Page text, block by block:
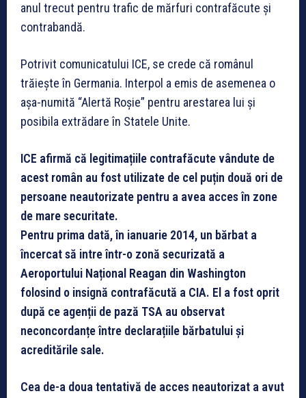
anul trecut pentru trafic de mărfuri contrafăcute și
contrabandă.
Potrivit comunicatului ICE, se crede că românul
trăiește în Germania. Interpol a emis de asemenea o
așa-numită “Alertă Roșie” pentru arestarea lui și
posibila extrădare în Statele Unite.
ICE afirmă că legitimațiile contrafăcute vândute de
acest român au fost utilizate de cel puțin două ori de
persoane neautorizate pentru a avea acces în zone
de mare securitate.
Pentru prima dată, în ianuarie 2014, un bărbat a
încercat să intre într-o zonă securizată a
Aeroportului Național Reagan din Washington
folosind o insignă contrafăcută a CIA. El a fost oprit
după ce agenții de pază TSA au observat
neconcordanțe între declarațiile bărbatului și
acreditările sale.
Cea de-a doua tentativă de acces neautorizat a avut